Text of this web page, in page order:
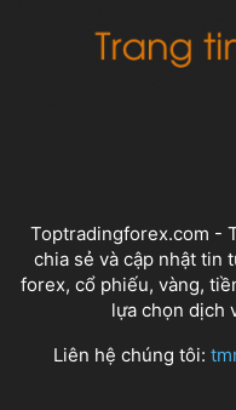
Toptradingforex.com -
chia sẻ và cập nhật tin
forex, cổ phiếu, vàng,
lựa chọn dịch
Liên hệ chúng tôi: